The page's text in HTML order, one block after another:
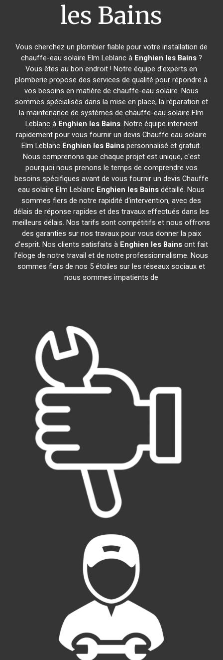
les Bains
Vous cherchez un plombier fiable pour votre installation de
chauffe-eau solaire Elm Leblanc à Enghien les Bains?
Vous êtes au bon endroit ! Notre équipe d'experts en
plomberie propose des services de qualité pour répondre à
vos besoins en matière de chauffe-eau solaire. Nous
sommes spécialisés dans la mise en place, la réparation et
la maintenance de systèmes de chauffe-eau solaire Elm
Leblanc à Enghien les Bains. Notre équipe intervient
rapidement pour vous fournir un devis Chauffe eau solaire
Elm Leblanc Enghien les Bains personnalisé et gratuit.
Nous comprenons que chaque projet est unique, c'est
pourquoi nous prenons le temps de comprendre vos
besoins spécifiques avant de vous fournir un devis Chauffe
eau solaire Elm Leblanc Enghien les Bains détaillé. Nous
sommes fiers de notre rapidité d'intervention, avec des
délais de réponse rapides et des travaux effectués dans les
meilleurs délais. Nos tarifs sont compétitifs et nous offrons
des garanties sur nos travaux pour vous donner la paix
d'esprit. Nos clients satisfaits à Enghien les Bainsont fait
l'éloge de notre travail et de notre professionnalisme. Nous
sommes fiers de nos 5 étoiles sur les réseaux sociaux et
nous sommes impatients de